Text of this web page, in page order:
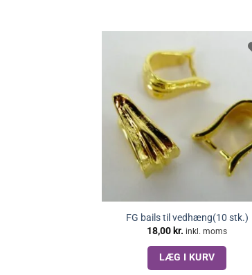
FG bails til vedhæng(10 stk.)
18,00 kr. inkl. moms
LÆG I KURV